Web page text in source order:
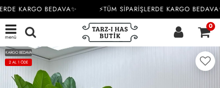
KARGO BEDAVA✨ ⚡TÜM SİPARİŞLERDE KARGO
menü
0
KARGO BEDAVA
2 AL 1 ÖDE